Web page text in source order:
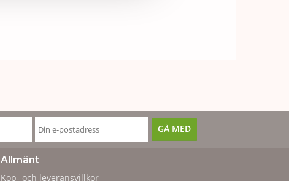
Allmänt
Köp- och leveransvillkor